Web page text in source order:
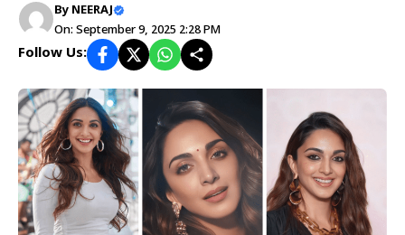
By NEERAJ
On: September 9, 2025 2:28 PM
Follow Us: